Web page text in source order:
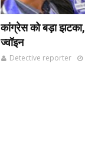
कांग्रेस को बड़ा
ज्वॉइन
Detective reporter